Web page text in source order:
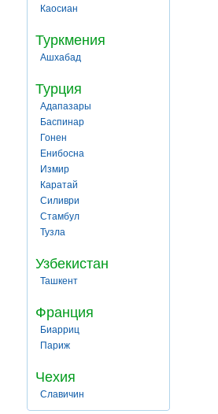
Каосиан
Туркмения
Ашхабад
Турция
Адапазары
Баспинар
Гонен
Енибосна
Измир
Каратай
Силиври
Стамбул
Тузла
Узбекистан
Ташкент
Франция
Биарриц
Париж
Чехия
Славичин